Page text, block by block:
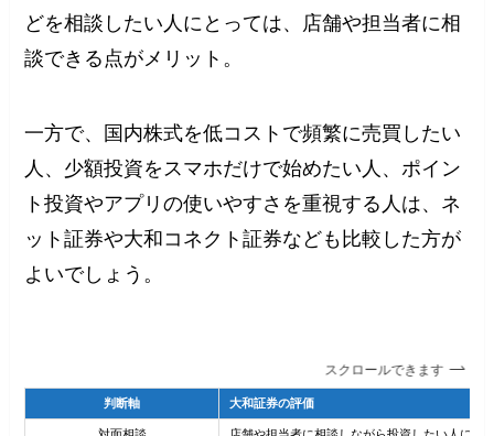
どを相談したい人にとっては、店舗や担当者に相
談できる点がメリット。
一方で、国内株式を低コストで頻繁に売買したい
人、少額投資をスマホだけで始めたい人、ポイン
ト投資やアプリの使いやすさを重視する人は、ネ
ット証券や大和コネクト証券なども比較した方が
よいでしょう。
スクロールできます
判断軸 大和証券の評価